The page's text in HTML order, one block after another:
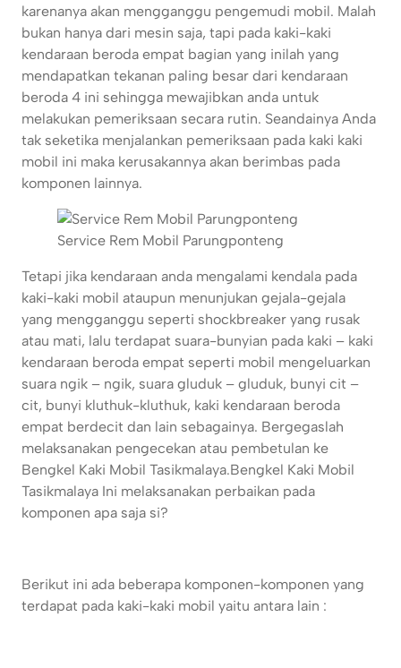
karenanya akan mengganggu pengemudi mobil. Malah
bukan hanya dari mesin saja, tapi pada kaki-kaki
kendaraan beroda empat bagian yang inilah yang
mendapatkan tekanan paling besar dari kendaraan
beroda 4 ini sehingga mewajibkan anda untuk
melakukan pemeriksaan secara rutin. Seandainya Anda
tak seketika menjalankan pemeriksaan pada kaki kaki
mobil ini maka kerusakannya akan berimbas pada
komponen lainnya.
Service Rem Mobil Parungponteng
Tetapi jika kendaraan anda mengalami kendala pada
kaki-kaki mobil ataupun menunjukan gejala-gejala
yang mengganggu seperti shockbreaker yang rusak
atau mati, lalu terdapat suara-bunyian pada kaki – kaki
kendaraan beroda empat seperti mobil mengeluarkan
suara ngik – ngik, suara gluduk – gluduk, bunyi cit –
cit, bunyi kluthuk-kluthuk, kaki kendaraan beroda
empat berdecit dan lain sebagainya. Bergegaslah
melaksanakan pengecekan atau pembetulan ke
Bengkel Kaki Mobil Tasikmalaya.Bengkel Kaki Mobil
Tasikmalaya Ini melaksanakan perbaikan pada
komponen apa saja si?
Berikut ini ada beberapa komponen-komponen yang
terdapat pada kaki-kaki mobil yaitu antara lain :